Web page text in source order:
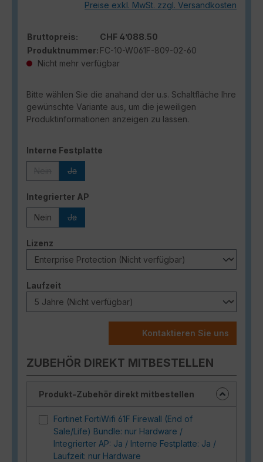
Preise exkl. MwSt. zzgl. Versandkosten
Bruttopreis:
CHF 4’088.50
Produktnummer: FC-10-W061F-809-02-60
Nicht mehr verfügbar
Bitte wählen Sie die anahand der u.s. Schaltfläche Ihre
gewünschte Variante aus, um die jeweiligen
Produktinformationen anzeigen zu lassen.
Interne Festplatte
Ja
Integrierter AP
Nein Ja
Lizenz
Laufzeitauswählen
Kontaktieren Sie uns
ZUBEHÖR DIREKT MITBESTELLEN
Produkt-Zubehör direkt mitbestellen
Fortinet FortiWifi 61F Firewall (End of
Sale/Life) Bundle: nur Hardware /
Integrierter AP: Ja / Interne Festplatte: Ja /
Laufzeit: nur Hardware